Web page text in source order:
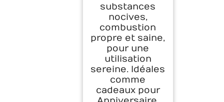
substances
nocives,
combustion
propre et saine,
pour une
utilisation
sereine. Idéales
comme
cadeaux pour